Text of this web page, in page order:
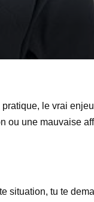
le vrai enjeu
ou une mauvaise
situation, tu te